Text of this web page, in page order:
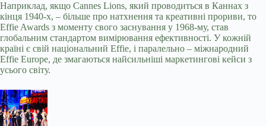
Наприклад, якщо Cannes Lions, який проводиться в Каннах з
кінця 1940-х, – більше про натхнення та креативні прориви, то
Effie Awards з моменту свого заснування у 1968-му, став
глобальним стандартом вимірювання ефективності. У кожній
країні є свій національний Effie, і паралельно – міжнародний
Effie Europe, де змагаються найсильніші маркетингові кейси з
усього світу.